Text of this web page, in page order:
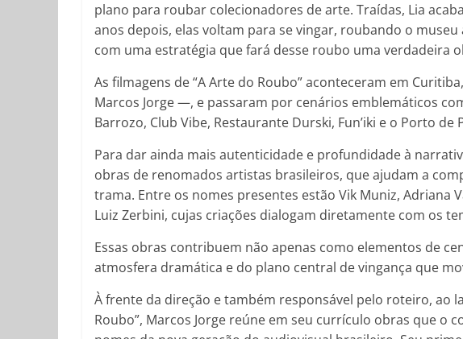
plano para roubar colecionadores de arte. Traídas, Lia
anos depois, elas voltam para se vingar, roubando o
com uma estratégia que fará desse roubo uma verdadeira
As filmagens de “A Arte do Roubo” aconteceram em
Marcos Jorge —, e passaram por cenários emblemáticos
Barrozo, Club Vibe, Restaurante Durski, Fun’iki e o Porto de
Para dar ainda mais autenticidade e profundidade à
obras de renomados artistas brasileiros, que ajudam a
trama. Entre os nomes presentes estão Vik Muniz, Adriana
Luiz Zerbini, cujas criações dialogam diretamente com os
Essas obras contribuem não apenas como elementos de
atmosfera dramática e do plano central de vingança que
À frente da direção e também responsável pelo roteiro, ao
Roubo”, Marcos Jorge reúne em seu currículo obras que o